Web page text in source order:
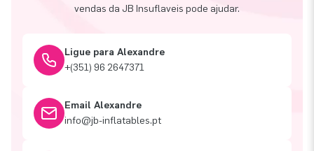
vendas da JB Insuflaveis pode ajudar.
Ligue para Alexandre
+(351) 96 2647371
Email Alexandre
info@jb-inflatables.pt